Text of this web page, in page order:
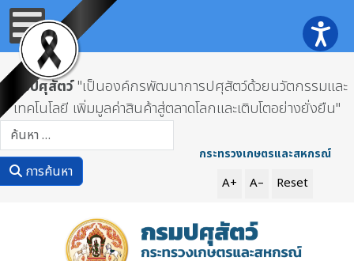
กรมปศุสัตว์"เป็นองค์กรพัฒนาการปศุสัตว์ด้วยนวัตกรรมและ
เทคโนโลยี เพิ่มมูลค่าสินค้าสู่ตลาดโลกและเติบโตอย่างยั่งยืน"
การค้นหา
กระทรวงเกษตรและสหกรณ์
A+ A– Reset